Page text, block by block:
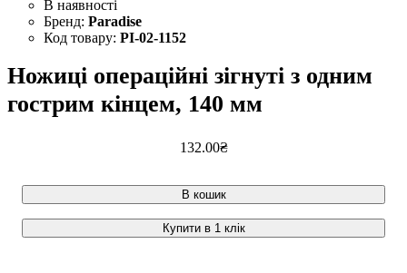
Paradise
PI-02-1152
Ножиці операційні зігнуті з одним
гострим кінцем, 140 мм
132.00₴
В кошик
Купити в 1 клік